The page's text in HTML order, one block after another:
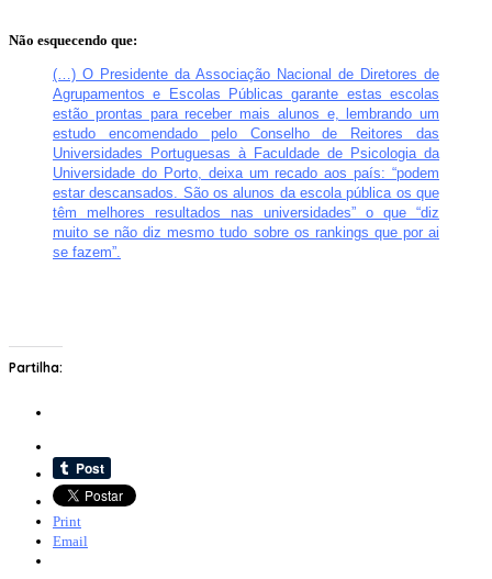
Não esquecendo que:
(…) O Presidente da Associação Nacional de Diretores de
Agrupamentos e Escolas Públicas garante estas escolas
estão prontas para receber mais alunos e, lembrando um
estudo encomendado pelo Conselho de Reitores das
Universidades Portuguesas à Faculdade de Psicologia da
Universidade do Porto, deixa um recado aos país: “podem
estar descansados. São os alunos da escola pública os que
têm melhores resultados nas universidades” o que “diz
muito se não diz mesmo tudo sobre os rankings que por ai
se fazem”.
Partilha:
Print
Email